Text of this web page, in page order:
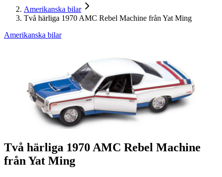
Amerikanska bilar
Två härliga 1970 AMC Rebel Machine från Yat Ming
Amerikanska bilar
Två härliga 1970 AMC Rebel Machine
från Yat Ming